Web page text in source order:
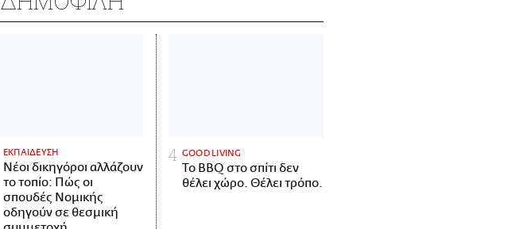
ΕΚΠΑΙΔΕΥΣΗ
Νέοι δικηγόροι αλλάζουν
το τοπίο: Πώς οι
σπουδές Νομικής
οδηγούν σε θεσμική
GOOD LIVING
Το BBQ στο σπίτι δεν
θέλει χώρο. Θέλει τρόπο.